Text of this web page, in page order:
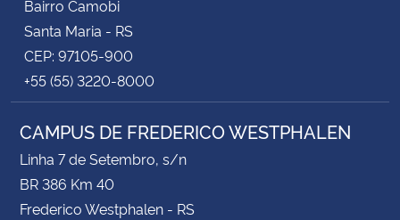
Bairro Camobi
Santa Maria - RS
CEP: 97105-900
+55 (55) 3220-8000
CAMPUS DE FREDERICO WESTPHALEN
Linha 7 de Setembro, s/n
BR 386 Km 40
Frederico Westphalen - RS